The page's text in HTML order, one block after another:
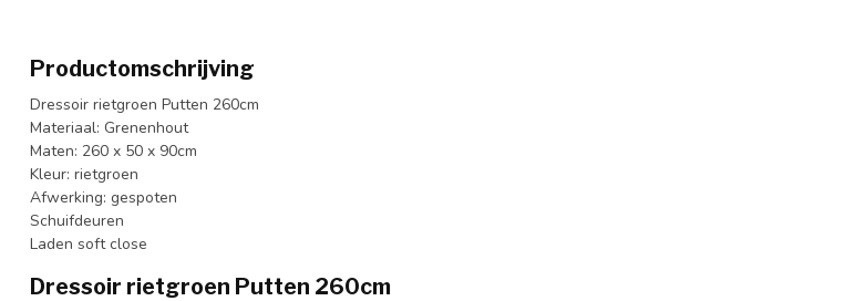
Productomschrijving
Dressoir rietgroen Putten 260cm
Materiaal: Grenenhout
Maten: 260 x 50 x 90cm
Kleur: rietgroen
Afwerking: gespoten
Schuifdeuren
Laden soft close
Dressoir rietgroen Putten 260cm